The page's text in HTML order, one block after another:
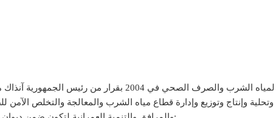
وإنتاج وتوزيع وإدارة قطاع مياه الشرب والمعالجة والتخلص